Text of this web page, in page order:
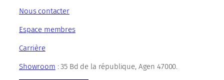
Nous contacter
Espace membres
Carrière
Showroom : 35 Bd de la république, Agen 47000.